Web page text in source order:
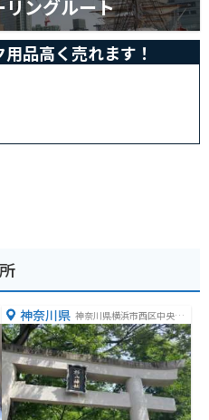
ングルート
品高く売れます！
神奈川県 神奈川県横浜市西区中央１
丁目１３−１